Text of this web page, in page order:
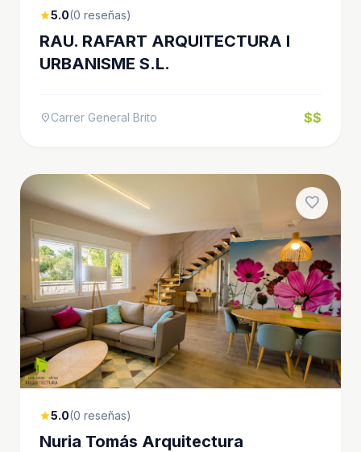
star5.0(0 reseñas)
RAU. RAFART ARQUITECTURA I
URBANISME S.L.
location_onCarrer General Brito $$
favorite
star5.0(0 reseñas)
Nuria Tomás Arquitectura